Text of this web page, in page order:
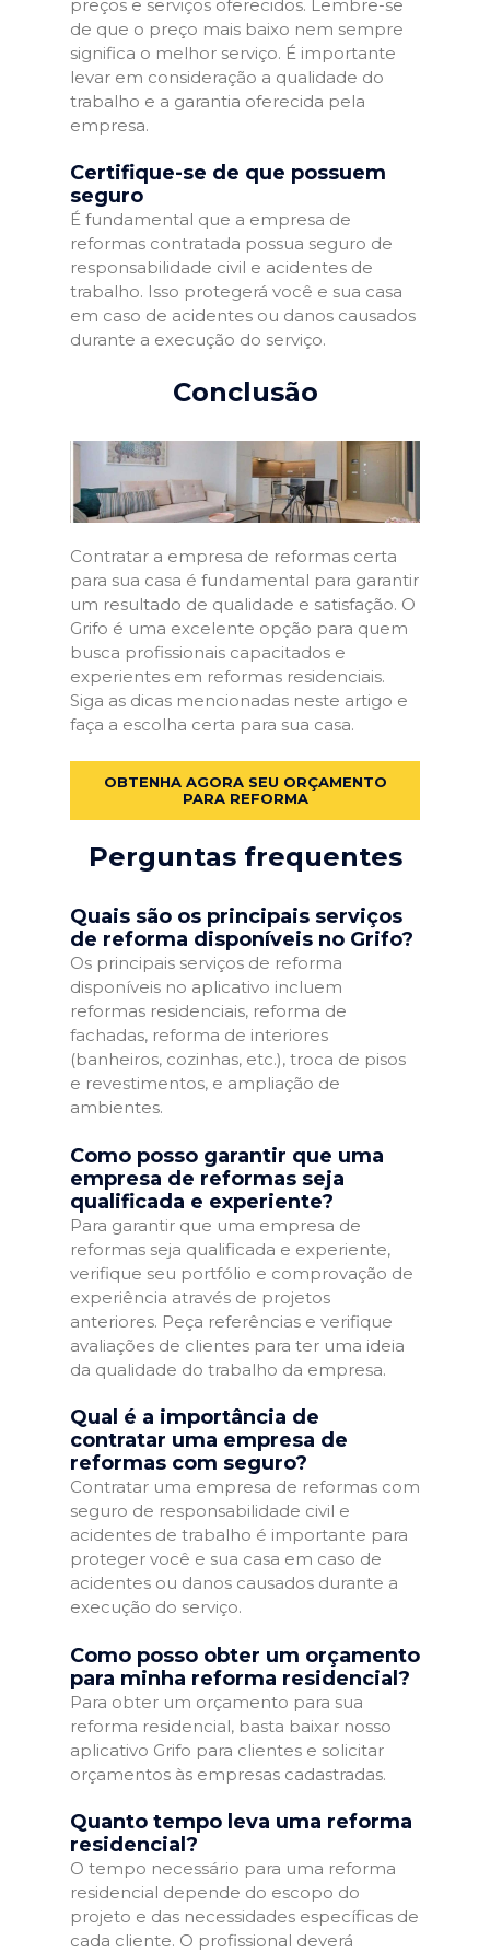
preços e serviços oferecidos. Lembre-se
de que o preço mais baixo nem sempre
significa o melhor serviço. É importante
levar em consideração a qualidade do
trabalho e a garantia oferecida pela
empresa.
Certifique-se de que possuem
seguro
É fundamental que a empresa de
reformas contratada possua seguro de
responsabilidade civil e acidentes de
trabalho. Isso protegerá você e sua casa
em caso de acidentes ou danos causados
durante a execução do serviço.
Conclusão
Contratar a empresa de reformas certa
para sua casa é fundamental para garantir
um resultado de qualidade e satisfação. O
Grifo é uma excelente opção para quem
busca profissionais capacitados e
experientes em reformas residenciais.
Siga as dicas mencionadas neste artigo e
faça a escolha certa para sua casa.
OBTENHA AGORA SEU ORÇAMENTO
PARA REFORMA
Perguntas frequentes
Quais são os principais serviços
de reforma disponíveis no Grifo?
Os principais serviços de reforma
disponíveis no aplicativo incluem
reformas residenciais, reforma de
fachadas, reforma de interiores
(banheiros, cozinhas, etc.), troca de pisos
e revestimentos, e ampliação de
ambientes.
Como posso garantir que uma
empresa de reformas seja
qualificada e experiente?
Para garantir que uma empresa de
reformas seja qualificada e experiente,
verifique seu portfólio e comprovação de
experiência através de projetos
anteriores. Peça referências e verifique
avaliações de clientes para ter uma ideia
da qualidade do trabalho da empresa.
Qual é a importância de
contratar uma empresa de
reformas com seguro?
Contratar uma empresa de reformas com
seguro de responsabilidade civil e
acidentes de trabalho é importante para
proteger você e sua casa em caso de
acidentes ou danos causados durante a
execução do serviço.
Como posso obter um orçamento
para minha reforma residencial?
Para obter um orçamento para sua
reforma residencial, basta baixar nosso
aplicativo Grifo para clientes e solicitar
orçamentos às empresas cadastradas.
Quanto tempo leva uma reforma
residencial?
O tempo necessário para uma reforma
residencial depende do escopo do
projeto e das necessidades específicas de
cada cliente. O profissional deverá